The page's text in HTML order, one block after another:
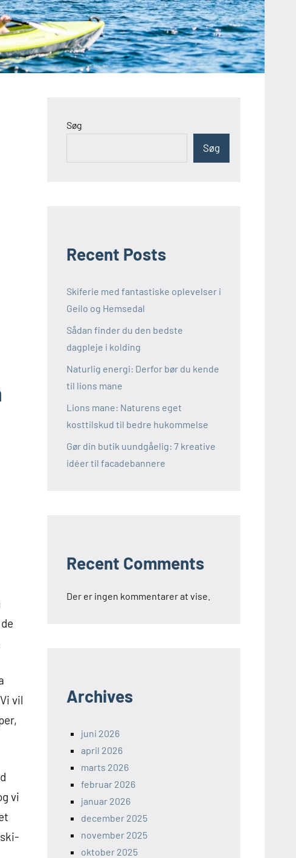
vil
vi
Søg
Søg
Recent Posts
Skiferie med fantastiske oplevelser i
Geilo og Hemsedal
Sådan finder du den bedste
dagpleje i kolding
Naturlig energi: Derfor bør du kende
til lions mane
Lions mane: Naturens eget
kosttilskud til bedre hukommelse
Gør din butik uundgåelig: 7 kreative
idéer til facadebannere
Recent Comments
Der er ingen kommentarer at vise.
Archives
juni 2026
april 2026
marts 2026
februar 2026
januar 2026
december 2025
november 2025
oktober 2025